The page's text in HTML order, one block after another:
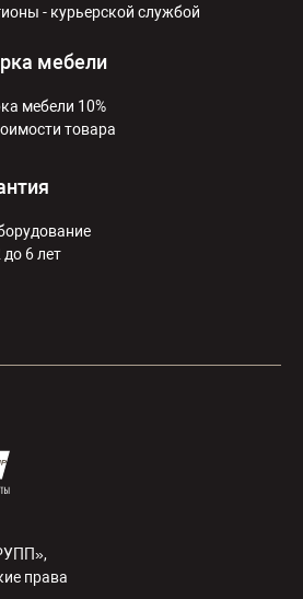
- курьерской службой
мебели
мебели 10%
товара
до 6 лет
права